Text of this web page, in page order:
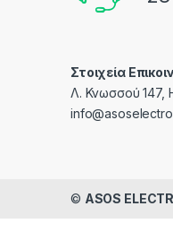
Στοιχεία
Λ. Κνωσσού 147,
© ASOS